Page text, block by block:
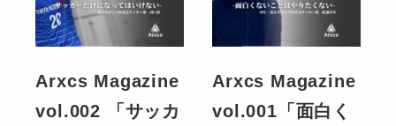
Arxcs Magazine
vol.002 「サッカ
Arxcs Magazine
vol.001「面白く